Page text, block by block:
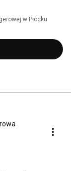
w Płocku